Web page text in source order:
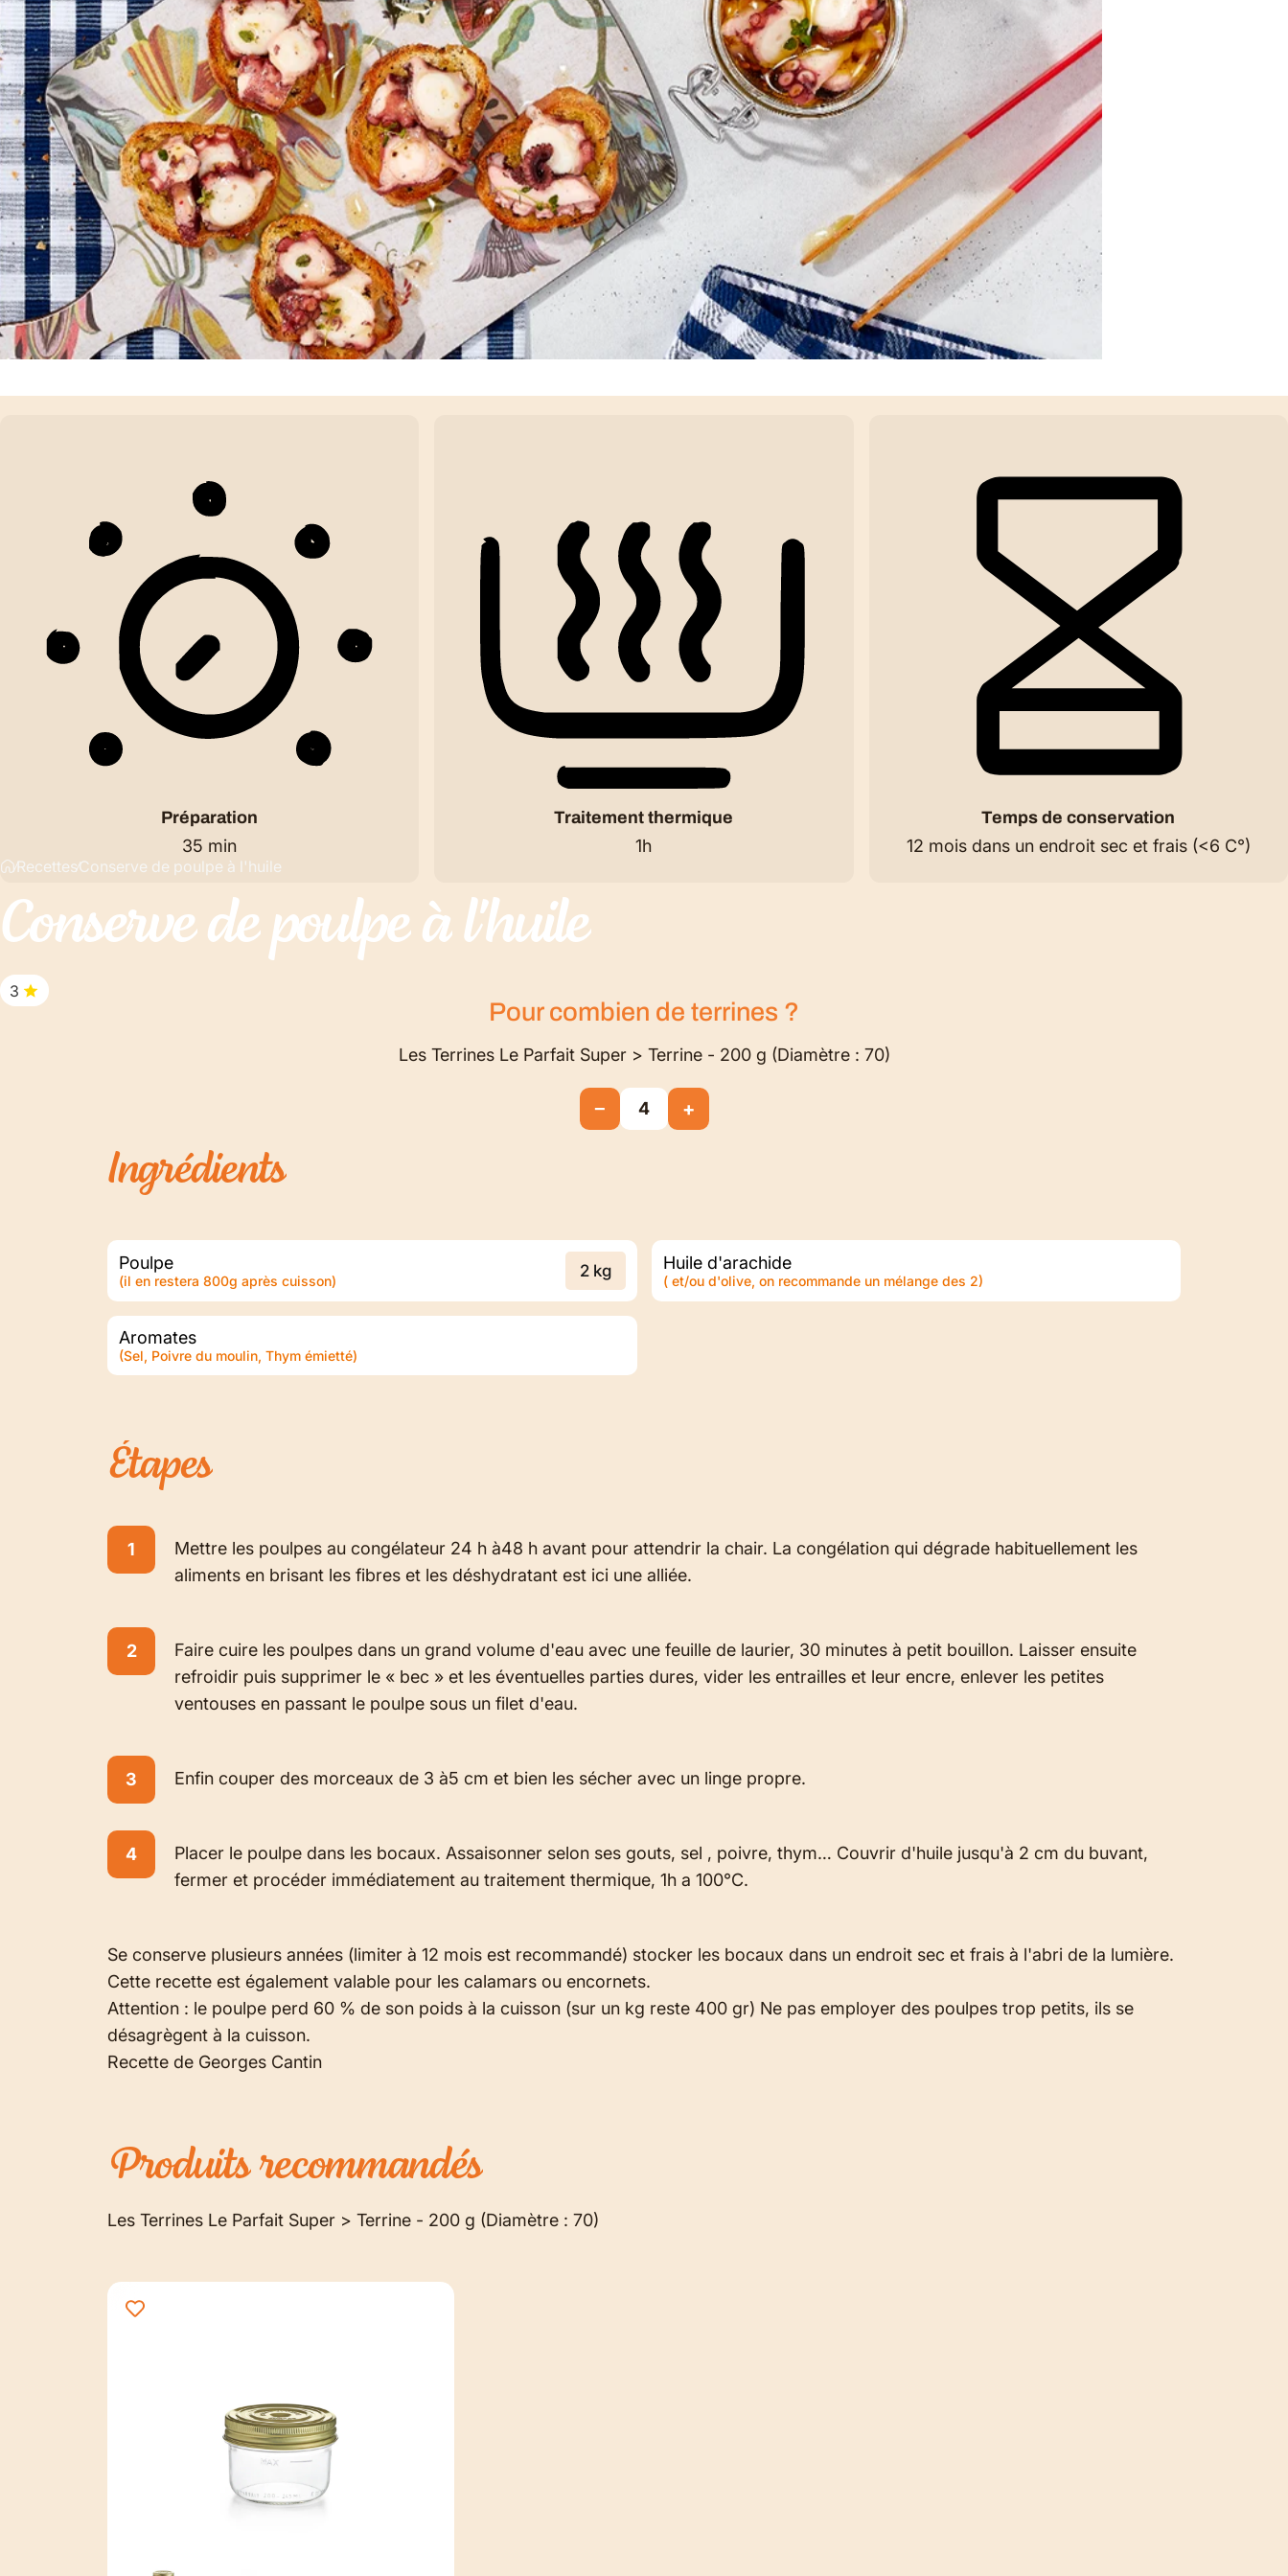
RecettesConserve de poulpe à l'huile
Conservedepoulpeàl'huile
3
Préparation
35 min
Traitement thermique
1h
Temps de conservation
12 mois dans un endroit sec et frais (<6 C°)
Pour combien de terrines ?
Les Terrines Le Parfait Super > Terrine - 200 g (Diamètre : 70)
− 4 +
Ingrédients
Poulpe
(il en restera 800g après cuisson)
2 kg Huile d'arachide
( et/ou d'olive, on recommande un mélange des 2)
Aromates
(Sel, Poivre du moulin, Thym émietté)
Étapes
Mettre les poulpes au congélateur 24 h à48 h avant pour attendrir la chair. La congélation qui dégrade habituellement les
aliments en brisant les fibres et les déshydratant est ici une alliée.
Faire cuire les poulpes dans un grand volume d'eau avec une feuille de laurier, 30 minutes à petit bouillon. Laisser ensuite
refroidir puis supprimer le « bec » et les éventuelles parties dures, vider les entrailles et leur encre, enlever les petites
ventouses en passant le poulpe sous un filet d'eau.
Enfin couper des morceaux de 3 à5 cm et bien les sécher avec un linge propre.
Placer le poulpe dans les bocaux. Assaisonner selon ses gouts, sel , poivre, thym… Couvrir d'huile jusqu'à 2 cm du buvant,
fermer et procéder immédiatement au traitement thermique, 1h a 100°C.
Se conserve plusieurs années (limiter à 12 mois est recommandé) stocker les bocaux dans un endroit sec et frais à l'abri de la lumière.
Cette recette est également valable pour les calamars ou encornets.
Attention : le poulpe perd 60 % de son poids à la cuisson (sur un kg reste 400 gr) Ne pas employer des poulpes trop petits, ils se
désagrègent à la cuisson.
Recette de Georges Cantin
Produitsrecommandés
Les Terrines Le Parfait Super > Terrine - 200 g (Diamètre : 70)